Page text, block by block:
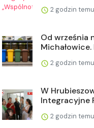
2 godzin temu
Od września
Michałowice.
2 godzin temu
W
Integracyjne
2 godzin temu